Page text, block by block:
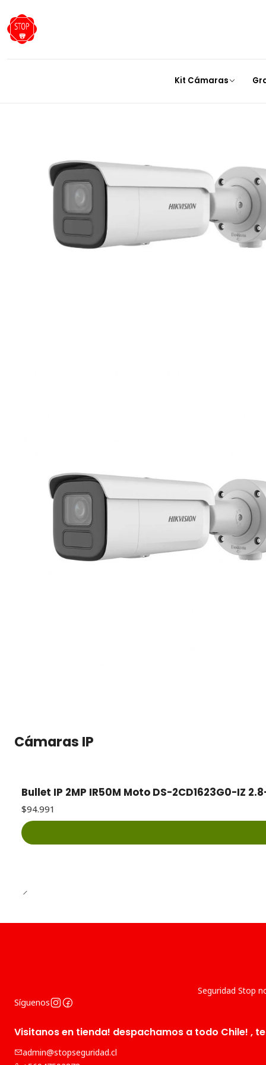
Kit Cámaras
Cámaras IP
Bullet IP 2MP IR50M Moto DS-2CD1623G0-IZ
$94.991
Seguridad Stop
Síguenos
Visitanos en tienda! despachamos a todo Chile! , te
admin@stopseguridad.cl